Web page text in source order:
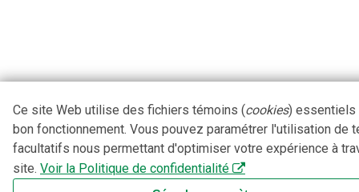
Ce site Web utilise des fichiers témoins (cookies) essentiels
bon fonctionnement. Vous pouvez paramétrer l'utilisation de
facultatifs nous permettant d'optimiser votre expérience à
site. Voir la Politique de confidentialité